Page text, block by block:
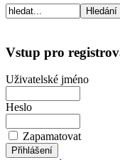
Vstup pro
Uživatelské jméno
Heslo
Zapamatovat